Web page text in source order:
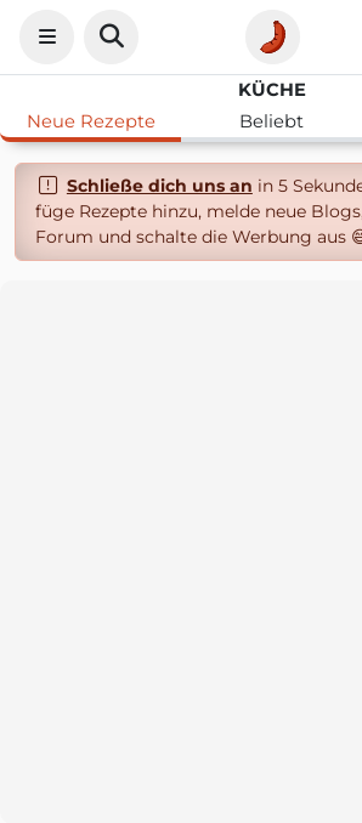
KÜCHE
Neue Rezepte
Beliebt
Schließe dich uns an in 5
füge Rezepte hinzu, melde neue
Forum und schalte die Werbung aus